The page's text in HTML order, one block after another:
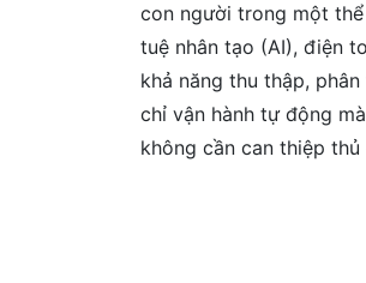
con người trong một
tuệ nhân tạo (AI), điện
khả năng thu thập,
chỉ vận hành tự động
không cần can thiệp thủ